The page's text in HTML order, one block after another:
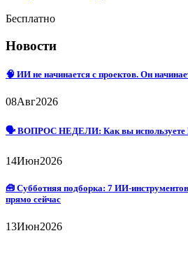
Бесплатно
Новости
🧠 ИИ не начинается с проектов. Он
08Авг2026
🗣 ВОПРОС НЕДЕЛИ: Как вы используете
14Июн2026
🧰 Субботняя подборка: 7 ИИ-
прямо сейчас
13Июн2026